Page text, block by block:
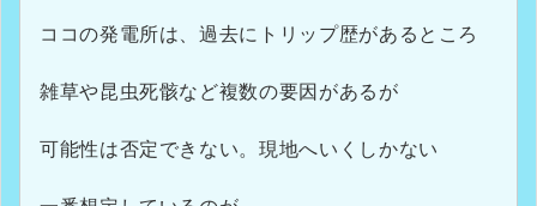
ココの発電所は、過去にトリップ歴があるところ
雑草や昆虫死骸など複数の要因があるが
可能性は否定できない。現地へいくしかない